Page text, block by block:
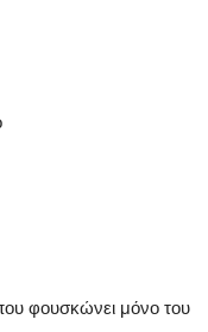
φουσκώνει μόνο του